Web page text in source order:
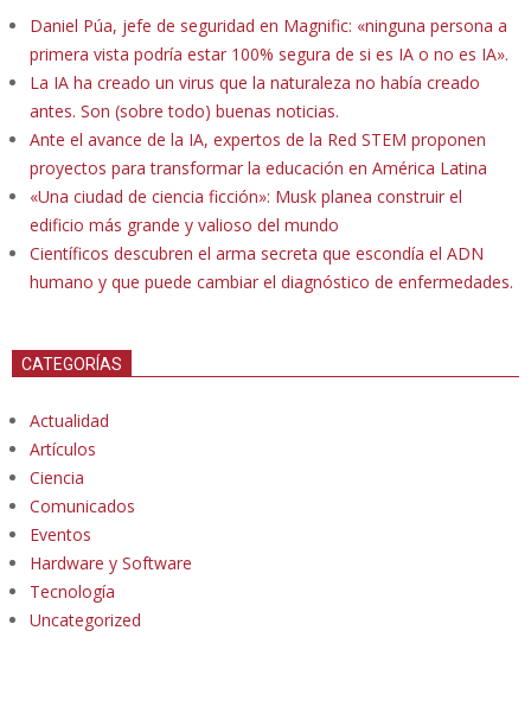
Daniel Púa, jefe de seguridad en Magnific: «ninguna persona a
primera vista podría estar 100% segura de si es IA o no es IA».
La IA ha creado un virus que la naturaleza no había creado
antes. Son (sobre todo) buenas noticias.
Ante el avance de la IA, expertos de la Red STEM proponen
proyectos para transformar la educación en América Latina
«Una ciudad de ciencia ficción»: Musk planea construir el
edificio más grande y valioso del mundo
Científicos descubren el arma secreta que escondía el ADN
humano y que puede cambiar el diagnóstico de enfermedades.
CATEGORÍAS
Actualidad
Artículos
Ciencia
Comunicados
Eventos
Hardware y Software
Tecnología
Uncategorized